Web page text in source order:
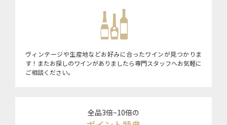
ヴィンテージや生産地などお好みに合ったワインが見つかりま
す！またお探しのワインがありましたら専門スタッフへお気軽に
ご相談ください。
全品3倍~10倍の